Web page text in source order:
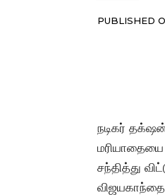
PUBLISHED
நடிகர்
மரியாதையை
சந்தித்து
விஜயகாந்தை